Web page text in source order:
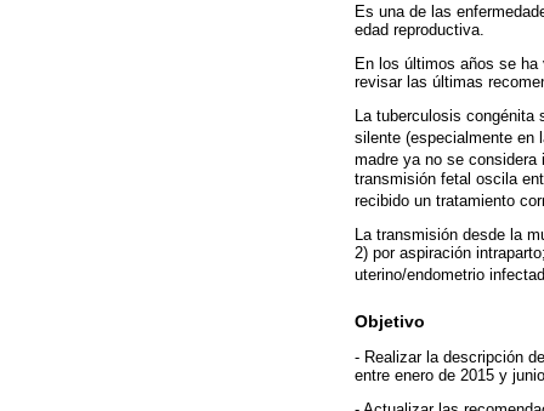
Es una de las
edad reproductiva.
En los últimos años se
revisar las últimas
La tuberculosis
silente (especialmente en
madre ya no se
transmisión fetal oscila
recibido un tratamiento
La transmisión desde la
2) por aspiración
uterino/endometrio
Objetivo
- Realizar la descripción
entre enero de 2015 y